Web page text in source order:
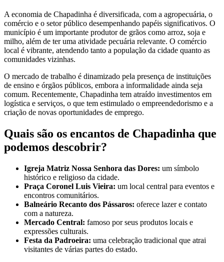
A economia de Chapadinha é diversificada, com a agropecuária, o
comércio e o setor público desempenhando papéis significativos. O
município é um importante produtor de grãos como arroz, soja e
milho, além de ter uma atividade pecuária relevante. O comércio
local é vibrante, atendendo tanto a população da cidade quanto as
comunidades vizinhas.
O mercado de trabalho é dinamizado pela presença de instituições
de ensino e órgãos públicos, embora a informalidade ainda seja
comum. Recentemente, Chapadinha tem atraído investimentos em
logística e serviços, o que tem estimulado o empreendedorismo e a
criação de novas oportunidades de emprego.
Quais são os encantos de Chapadinha que
podemos descobrir?
Igreja Matriz Nossa Senhora das Dores: um símbolo
histórico e religioso da cidade.
Praça Coronel Luis Vieira: um local central para eventos e
encontros comunitários.
Balneário Recanto dos Pássaros: oferece lazer e contato
com a natureza.
Mercado Central: famoso por seus produtos locais e
expressões culturais.
Festa da Padroeira: uma celebração tradicional que atrai
visitantes de várias partes do estado.